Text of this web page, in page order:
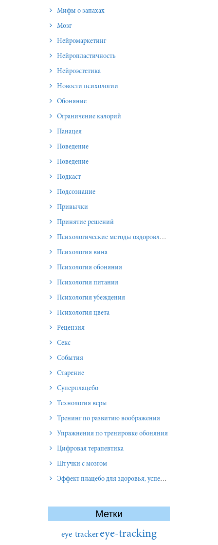
Мифы о запахах
Мозг
Нейромаркетинг
Нейропластичность
Нейроэстетика
Новости психологии
Обоняние
Ограничение калорий
Панацея
Поведение
Поведение
Подкаст
Подсознание
Привычки
Принятие решений
Психологические методы оздоровления и омоложения
Психология вина
Психология обоняния
Психология питания
Психология убеждения
Психология цвета
Рецензия
Секс
События
Старение
Суперплацебо
Технология веры
Тренинг по развитию воображения
Упражнения по тренировке обоняния
Цифровая терапевтика
Штучки с мозгом
Эффект плацебо для здоровья, успеха и отношений
Метки
eye-tracker eye-tracking